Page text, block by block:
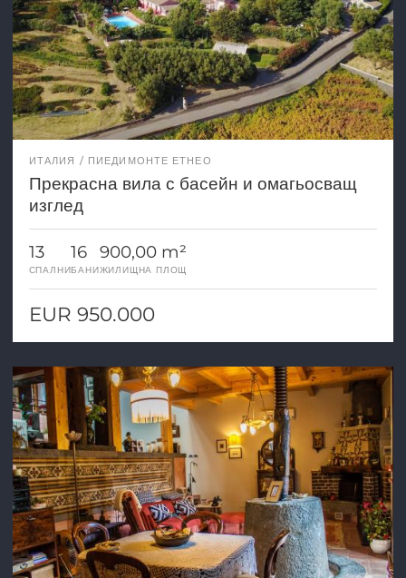
ИТАЛИЯ ПИЕДИМОНТЕ ЕТНЕО
Прекрасна вила с басейн и омагьосващ
изглед
13
СПАЛНИ
16
БАНИ
900,00 m²
ЖИЛИЩНА ПЛОЩ
EUR 950.000